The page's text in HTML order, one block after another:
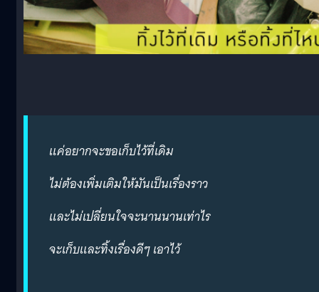
แค่อยากจะขอเก็บไว้ที่เดิม
ไม่ต้องเพิ่มเติมให้มันเป็นเรื่องราว
และไม่เปลี่ยนใจจะนานนานเท่าไร
จะเก็บและทิ้งเรื่องดีๆ เอาไว้